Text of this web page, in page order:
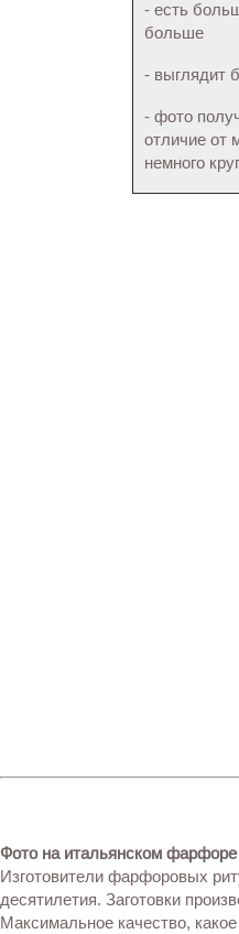
- есть
больше
- выглядит
- фото
отличие от
немного
Фото на итальянском фарфоре
Изготовители фарфоровых
десятилетия. Заготовки
Максимальное качество,